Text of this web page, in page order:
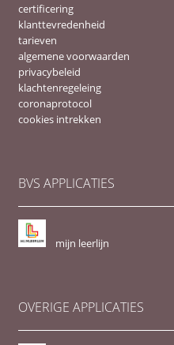
certificering
klanttevredenheid
tarieven
algemene voorwaarden
privacybeleid
klachtenregeleing
coronaprotocol
cookies intrekken
BVS APPLICATIES
mijn leerlijn
OVERIGE APPLICATIES